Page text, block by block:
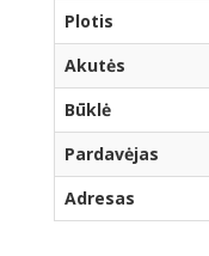
Plotis
Akutės
Būklė
Pardavėjas
Adresas